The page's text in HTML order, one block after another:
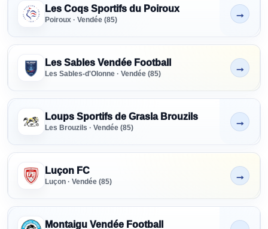
Les Coqs Sportifs du Poiroux
Poiroux · Vendée (85)
Non indiqué
→
Les Sables Vendée Football
Les Sables-d'Olonne · Vendée (85)
Non indiqué
→
Loups Sportifs de Grasla Brouzils
Les Brouzils · Vendée (85)
Non indiqué
→
Luçon FC
Luçon · Vendée (85)
Non indiqué
→
Montaigu Vendée Football